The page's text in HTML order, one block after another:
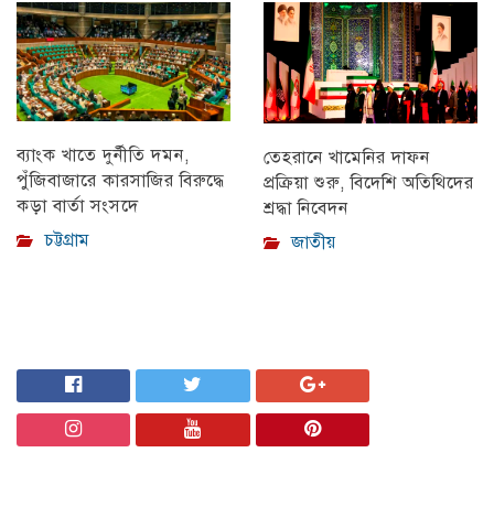
ব্যাংক খাতে দুর্নীতি দমন,
পুঁজিবাজারে কারসাজির বিরুদ্ধে
কড়া বার্তা সংসদে
চট্টগ্রাম
তেহরানে খামেনির দাফন
প্রক্রিয়া শুরু, বিদেশি অতিথিদের
শ্রদ্ধা নিবেদন
জাতীয়